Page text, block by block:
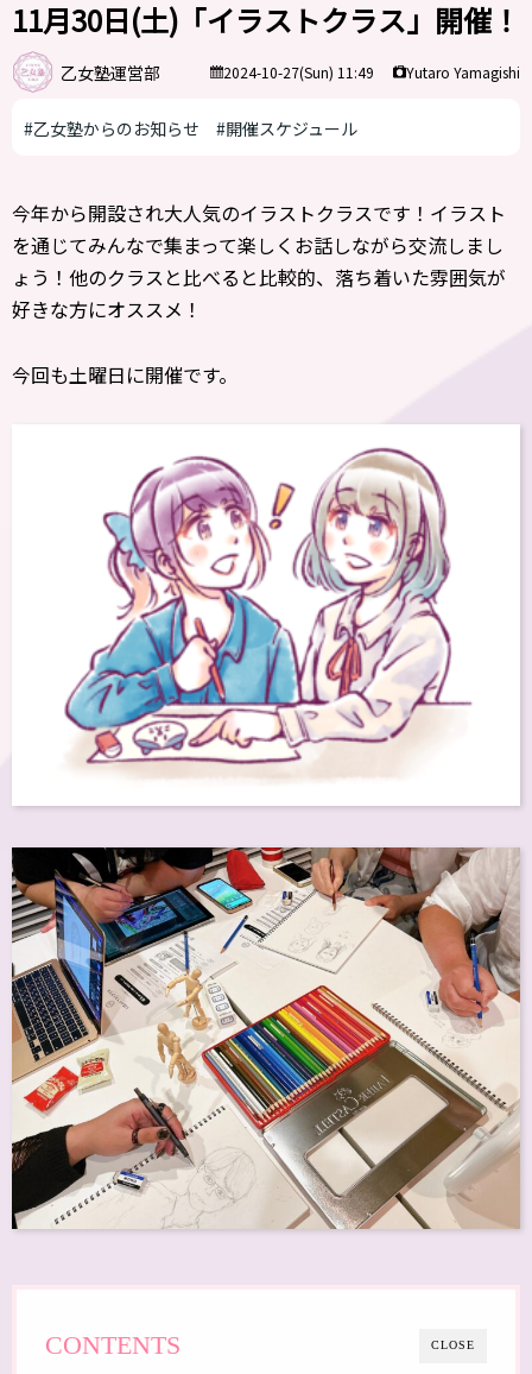
11月30日(土)「イラストクラス」開催！
乙女塾運営部 2024-10-27(Sun) 11:49 Yutaro Yamagishi
#乙女塾からのお知らせ #開催スケジュール
今年から開設され大人気のイラストクラスです！イラスト
を通じてみんなで集まって楽しくお話しながら交流しまし
ょう！他のクラスと比べると比較的、落ち着いた雰囲気が
好きな方にオススメ！
今回も土曜日に開催です。
CLOSE
CONTENTS